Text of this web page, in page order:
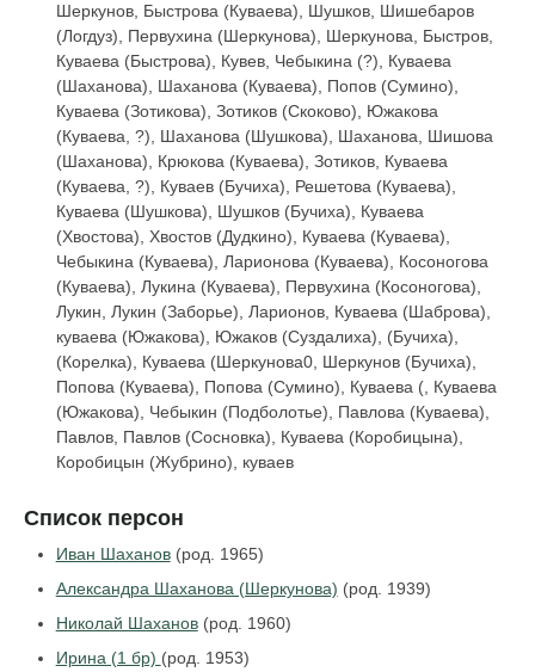
Шеркунов, Быстрова (Куваева), Шушков, Шишебаров
(Логдуз), Первухина (Шеркунова), Шеркунова, Быстров,
Куваева (Быстрова), Кувев, Чебыкина (?), Куваева
(Шаханова), Шаханова (Куваева), Попов (Сумино),
Куваева (Зотикова), Зотиков (Скоково), Южакова
(Куваева, ?), Шаханова (Шушкова), Шаханова, Шишова
(Шаханова), Крюкова (Куваева), Зотиков, Куваева
(Куваева, ?), Куваев (Бучиха), Решетова (Куваева),
Куваева (Шушкова), Шушков (Бучиха), Куваева
(Хвостова), Хвостов (Дудкино), Куваева (Куваева),
Чебыкина (Куваева), Ларионова (Куваева), Косоногова
(Куваева), Лукина (Куваева), Первухина (Косоногова),
Лукин, Лукин (Заборье), Ларионов, Куваева (Шаброва),
куваева (Южакова), Южаков (Суздалиха), (Бучиха),
(Корелка), Куваева (Шеркунова0, Шеркунов (Бучиха),
Попова (Куваева), Попова (Сумино), Куваева (, Куваева
(Южакова), Чебыкин (Подболотье), Павлова (Куваева),
Павлов, Павлов (Сосновка), Куваева (Коробицына),
Коробицын (Жубрино), куваев
Список персон
Иван Шаханов(род. 1965)
Александра Шаханова (Шеркунова) (род. 1939)
Николай Шаханов(род. 1960)
Ирина (1 бр) (род. 1953)